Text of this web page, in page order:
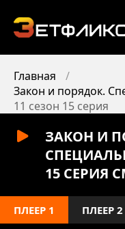
Главная
Закон и порядок.
11 сезон 15 серия
ЗАКОН И
15 СЕРИЯ
ПЛЕЕР 1 ПЛЕЕР 2